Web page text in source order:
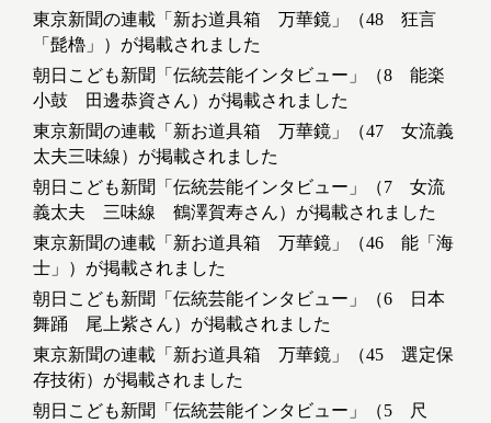
東京新聞の連載「新お道具箱 万華鏡」（48 狂言
「髭櫓」）が掲載されました
朝日こども新聞「伝統芸能インタビュー」（8 能楽
小鼓 田邊恭資さん）が掲載されました
東京新聞の連載「新お道具箱 万華鏡」（47 女流義
太夫三味線）が掲載されました
朝日こども新聞「伝統芸能インタビュー」（7 女流
義太夫 三味線 鶴澤賀寿さん）が掲載されました
東京新聞の連載「新お道具箱 万華鏡」（46 能「海
士」）が掲載されました
朝日こども新聞「伝統芸能インタビュー」（6 日本
舞踊 尾上紫さん）が掲載されました
東京新聞の連載「新お道具箱 万華鏡」（45 選定保
存技術）が掲載されました
朝日こども新聞「伝統芸能インタビュー」（5 尺